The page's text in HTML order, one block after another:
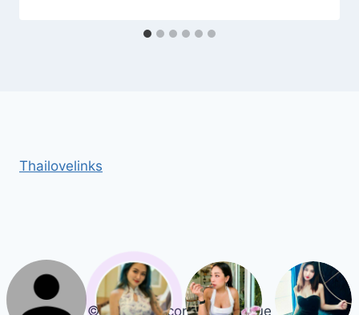
Thailovelinks
© 2026 Rencontre Asiatique